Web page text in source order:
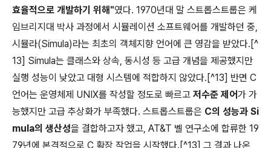
효율적으로 개발하기 위해"였다. 1970년대 말 스트롭스트룹은 케
임브리지대 박사 과정에서 시뮬레이션 소프트웨어를 개발하던 중,
시뮬라(Simula)라는 최초의 객체지향 언어에 큰 영감을 받았다.[^
13] Simula는 클래스와 상속, 동시성 등 고급 개념을 제공했지만
실행 성능이 낮았고 대형 시스템에 적합하지 않았다.[^13] 반면 C
언어는 운영체제 UNIX를 작성할 정도로 빠르고 저수준 제어가 가
능했지만 고급 추상화가 부족했다. 스트롭스트룹은 C의 성능과 Si
mula의 생산성을 결합하고자 했고, AT&T 벨 연구소에 합류한 19
79년에 본격적으로 C 확장 작업을 시작했다.[^13] 그 결과 나온